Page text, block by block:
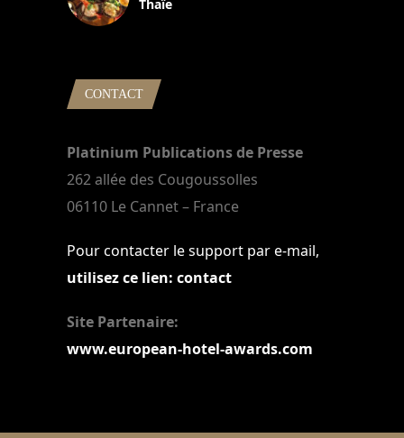
Thaïe
CONTACT
Platinium Publications de Presse
262 allée des Cougoussolles
06110 Le Cannet – France
Pour contacter le support par e-mail,
utilisez ce lien: contact
Site Partenaire:
www.european-hotel-awards.com